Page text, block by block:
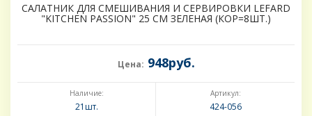
САЛАТНИК ДЛЯ СМЕШИВАНИЯ И СЕРВИРОВКИ LEFARD
"KITCHEN PASSION" 25 СМ ЗЕЛЕНАЯ (КОР=8ШТ.)
Цена: 948руб.
Наличие:
21шт.
Артикул:
424-056